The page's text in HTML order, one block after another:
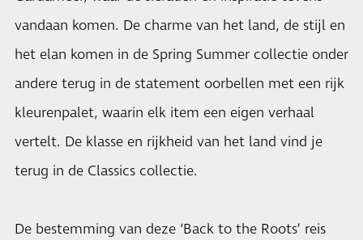
vandaan komen. De charme van het land, de stijl en
het elan komen in de Spring Summer collectie onder
andere terug in de statement oorbellen met een rijk
kleurenpalet, waarin elk item een eigen verhaal
vertelt. De klasse en rijkheid van het land vind je
terug in de Classics collectie.
De bestemming van deze ‘Back to the Roots’ reis